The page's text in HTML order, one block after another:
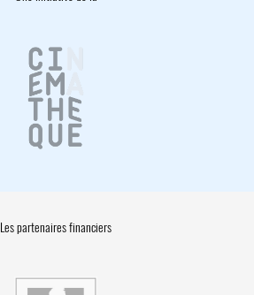
Les partenaires financiers